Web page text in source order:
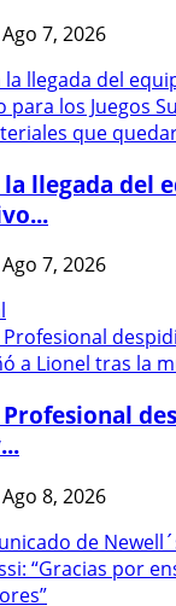
Ago 7, 2026
la llegada del
Ago 7, 2026
Profesional
Ago 8, 2026